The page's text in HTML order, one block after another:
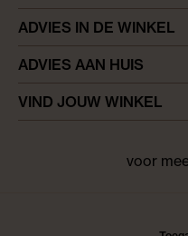
ADVIES IN DE WINKEL
ADVIES AAN HUIS
VIND JOUW WINKEL
voor